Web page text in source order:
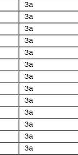
За
За
За
За
За
За
За
За
За
За
За
За
За